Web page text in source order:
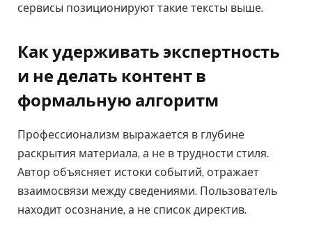
сервисы позиционируют такие тексты выше.
Как удерживать экспертность
и не делать контент в
формальную алгоритм
Профессионализм выражается в глубине
раскрытия материала, а не в трудности стиля.
Автор объясняет истоки событий, отражает
взаимосвязи между сведениями. Пользователь
находит осознание, а не список директив.